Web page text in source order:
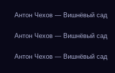
Антон Чехов — Вишнёвый сад
Антон Чехов — Вишнёвый сад
Антон Чехов — Вишнёвый сад